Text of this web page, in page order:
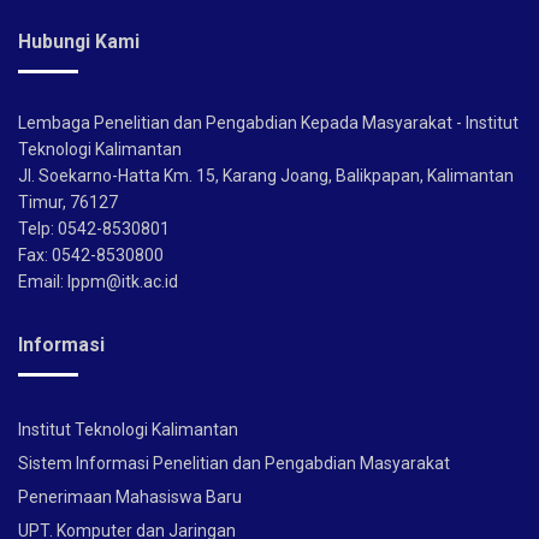
Hubungi Kami
Lembaga Penelitian dan Pengabdian Kepada Masyarakat - Institut
Teknologi Kalimantan
Jl. Soekarno-Hatta Km. 15, Karang Joang, Balikpapan, Kalimantan
Timur, 76127
Telp: 0542-8530801
Fax: 0542-8530800
Email: lppm@itk.ac.id
Informasi
Institut Teknologi Kalimantan
Sistem Informasi Penelitian dan Pengabdian Masyarakat
Penerimaan Mahasiswa Baru
UPT. Komputer dan Jaringan